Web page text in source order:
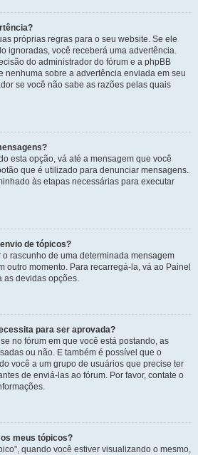
próprias regras para o seu website. Se ele
ignoradas, você receberá uma advertência.
do administrador do fórum e a phpBB
nenhuma sobre a advertência enviada em seu
se você não sabe as razões pelas quais
esta opção, vá até a mensagem que você
que é utilizado para denunciar mensagens.
às etapas necessárias para executar
de tópicos?
o rascunho de uma determinada mensagem
outro momento. Para recarregá-la, vá ao Painel
as devidas opções.
para ser aprovada?
no fórum em que você está postando, as
ou não. E também é possível que o
você a um grupo de usuários que precise ter
de enviá-las ao fórum. Por favor, contate o
meus tópicos?
quando você estiver visualizando o mesmo,